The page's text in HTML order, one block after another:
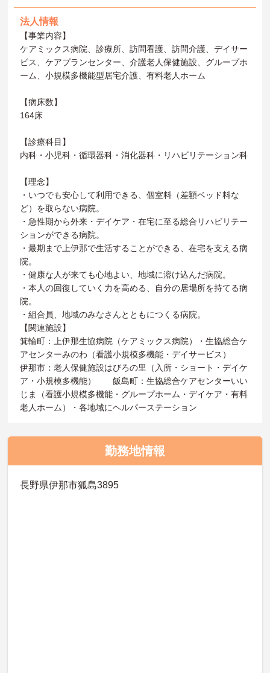
法人情報
【事業内容】
ケアミックス病院、診療所、訪問看護、訪問介護、デイサー
ビス、ケアプランセンター、介護老人保健施設、グループホ
ーム、小規模多機能型居宅介護、有料老人ホーム
【病床数】
164床
【診療科目】
内科・小児科・循環器科・消化器科・リハビリテーション科
【理念】
・いつでも安心して利用できる、個室料（差額ベッド料な
ど）を取らない病院。
・急性期から外来・デイケア・在宅に至る総合リハビリテー
ションができる病院。
・最期まで上伊那で生活することができる、在宅を支える病
院。
・健康な人が来ても心地よい、地域に溶け込んだ病院。
・本人の回復していく力を高める、自分の居場所を持てる病
院。
・組合員、地域のみなさんとともにつくる病院。
【関連施設】
箕輪町：上伊那生協病院（ケアミックス病院）・生協総合ケ
アセンターみのわ（看護小規模多機能・デイサービス）
伊那市：老人保健施設はびろの里（入所・ショート・デイケ
ア・小規模多機能） 飯島町：生協総合ケアセンターいい
じま（看護小規模多機能・グループホーム・デイケア・有料
老人ホーム）・各地域にヘルパーステーション
勤務地情報
長野県伊那市狐島3895